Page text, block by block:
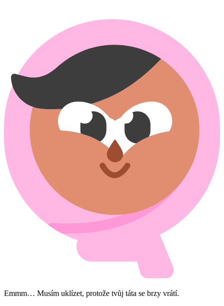
Emmm… Musím uklízet, protože tvůj táta se brzy vrátí.